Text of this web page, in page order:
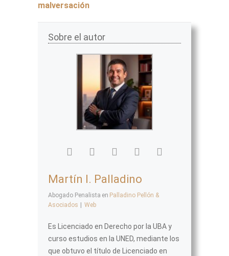
malversación
Sobre el autor
Martín I. Palladino
Abogado Penalista en Palladino Pellón &
Asociados
Web
Es Licenciado en Derecho por la UBA y
curso estudios en la UNED, mediante los
que obtuvo el título de Licenciado en